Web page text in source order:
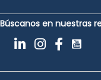
Búscanos en nuestras